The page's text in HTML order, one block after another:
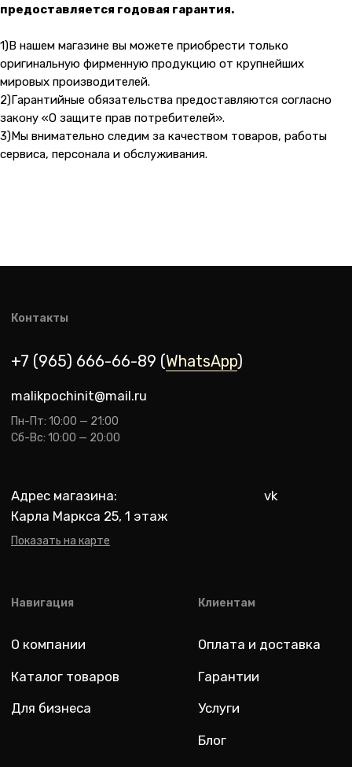
предоставляется годовая гарантия.
1)В нашем магазине вы можете приобрести только
оригинальную фирменную продукцию от крупнейших
мировых производителей.
2)Гарантийные обязательства предоставляются согласно
закону «О защите прав потребителей».
3)Мы внимательно следим за качеством товаров, работы
сервиса, персонала и обслуживания.